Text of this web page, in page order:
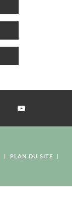
PLAN DU SITE